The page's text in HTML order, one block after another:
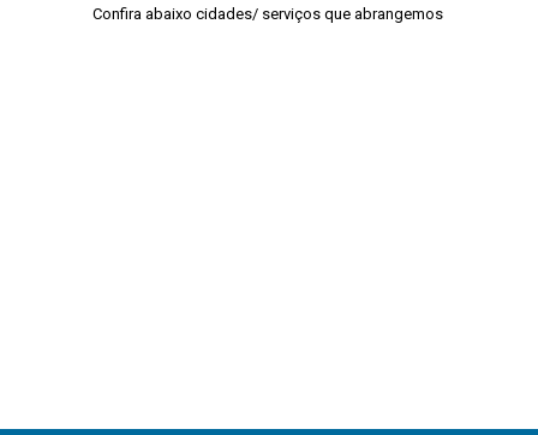
Confira abaixo cidades/ serviços que abrangemos